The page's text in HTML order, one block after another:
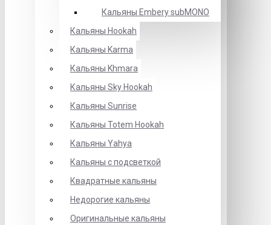
Кальяны Embery subMONO
Кальяны Hookah
Кальяны Karma
Кальяны Khmara
Кальяны Sky Hookah
Кальяны Sunrise
Кальяны Totem Hookah
Кальяны Yahya
Кальяны с подсветкой
Квадратные кальяны
Недорогие кальяны
Оригинальные кальяны